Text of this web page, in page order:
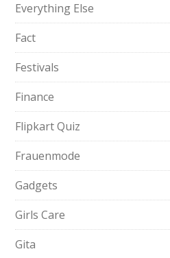
Everything Else
Fact
Festivals
Finance
Flipkart Quiz
Frauenmode
Gadgets
Girls Care
Gita